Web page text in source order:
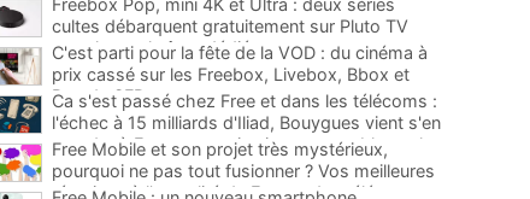
télécoms
Freebox Pop, mini 4K et Ultra : deux séries
cultes débarquent gratuitement sur Pluto TV
avec leurs chaînes dédiées
C'est parti pour la fête de la VOD : du cinéma à
prix cassé sur les Freebox, Livebox, Bbox et
Box de SFR
...
Ca s'est passé chez Free et dans les télécoms :
l'échec à 15 milliards d'Iliad, Bouygues vient s'en
prendre à Free, un service incontournable sur les
Freebox...
...
Free Mobile et son projet très mystérieux,
pourquoi ne pas tout fusionner ? Vos meilleures
réactions à l'actualité de Free et des télécoms